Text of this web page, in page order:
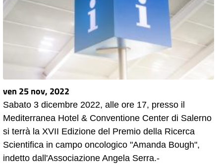
ven 25 nov, 2022
Sabato 3 dicembre 2022, alle ore 17, presso il
Mediterranea Hotel & Conventione Center di Salerno
si terrà la XVII Edizione del Premio della Ricerca
Scientifica in campo oncologico "Amanda Bough",
indetto dall'Associazione Angela Serra.-